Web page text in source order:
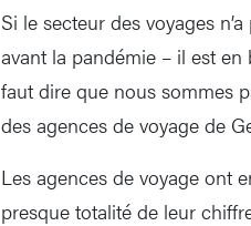
Si le secteur des voyages
avant la pandémie – il est
faut dire que nous sommes
des agences de voyage de
Les agences de voyage ont
presque totalité de leur